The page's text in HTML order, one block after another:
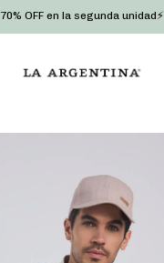
70% OFF en la segunda unidad⚡